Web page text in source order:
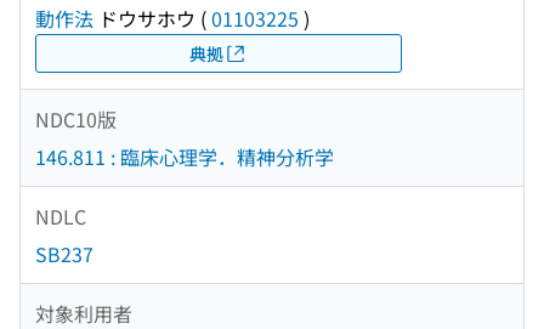
動作法 ドウサホウ (01103225 )
典拠
NDC10版
146.811 : 臨床心理学．精神分析学
NDLC
SB237
対象利用者